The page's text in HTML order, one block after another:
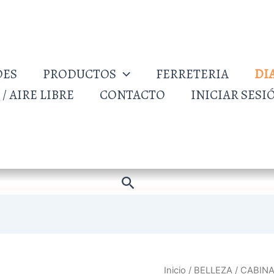
PRODUCTOS FERRETERIA
AIRE LIBRE
CONTACTO INICIAR
Buscar
Inicio / BELLEZA /